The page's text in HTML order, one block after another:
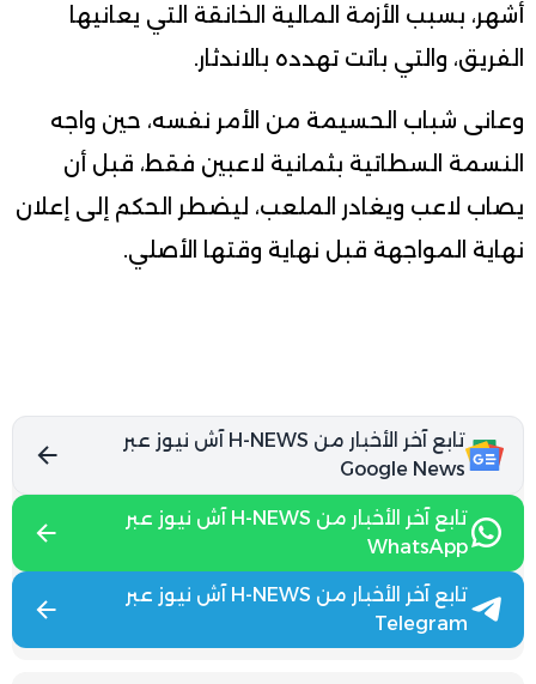
أشهر، بسبب الأزمة المالية الخانقة التي يعانيها
الفريق، والتي باتت تهدده بالاندثار.
وعانى شباب الحسيمة من الأمر نفسه، حين واجه
النسمة السطاتية بثمانية لاعبين فقط، قبل أن
يصاب لاعب ويغادر الملعب، ليضطر الحكم إلى إعلان
نهاية المواجهة قبل نهاية وقتها الأصلي.
تابع آخر الأخبار من H-NEWS آش نيوز عبر
Google News
تابع آخر الأخبار من H-NEWS آش نيوز عبر
WhatsApp
تابع آخر الأخبار من H-NEWS آش نيوز عبر
Telegram